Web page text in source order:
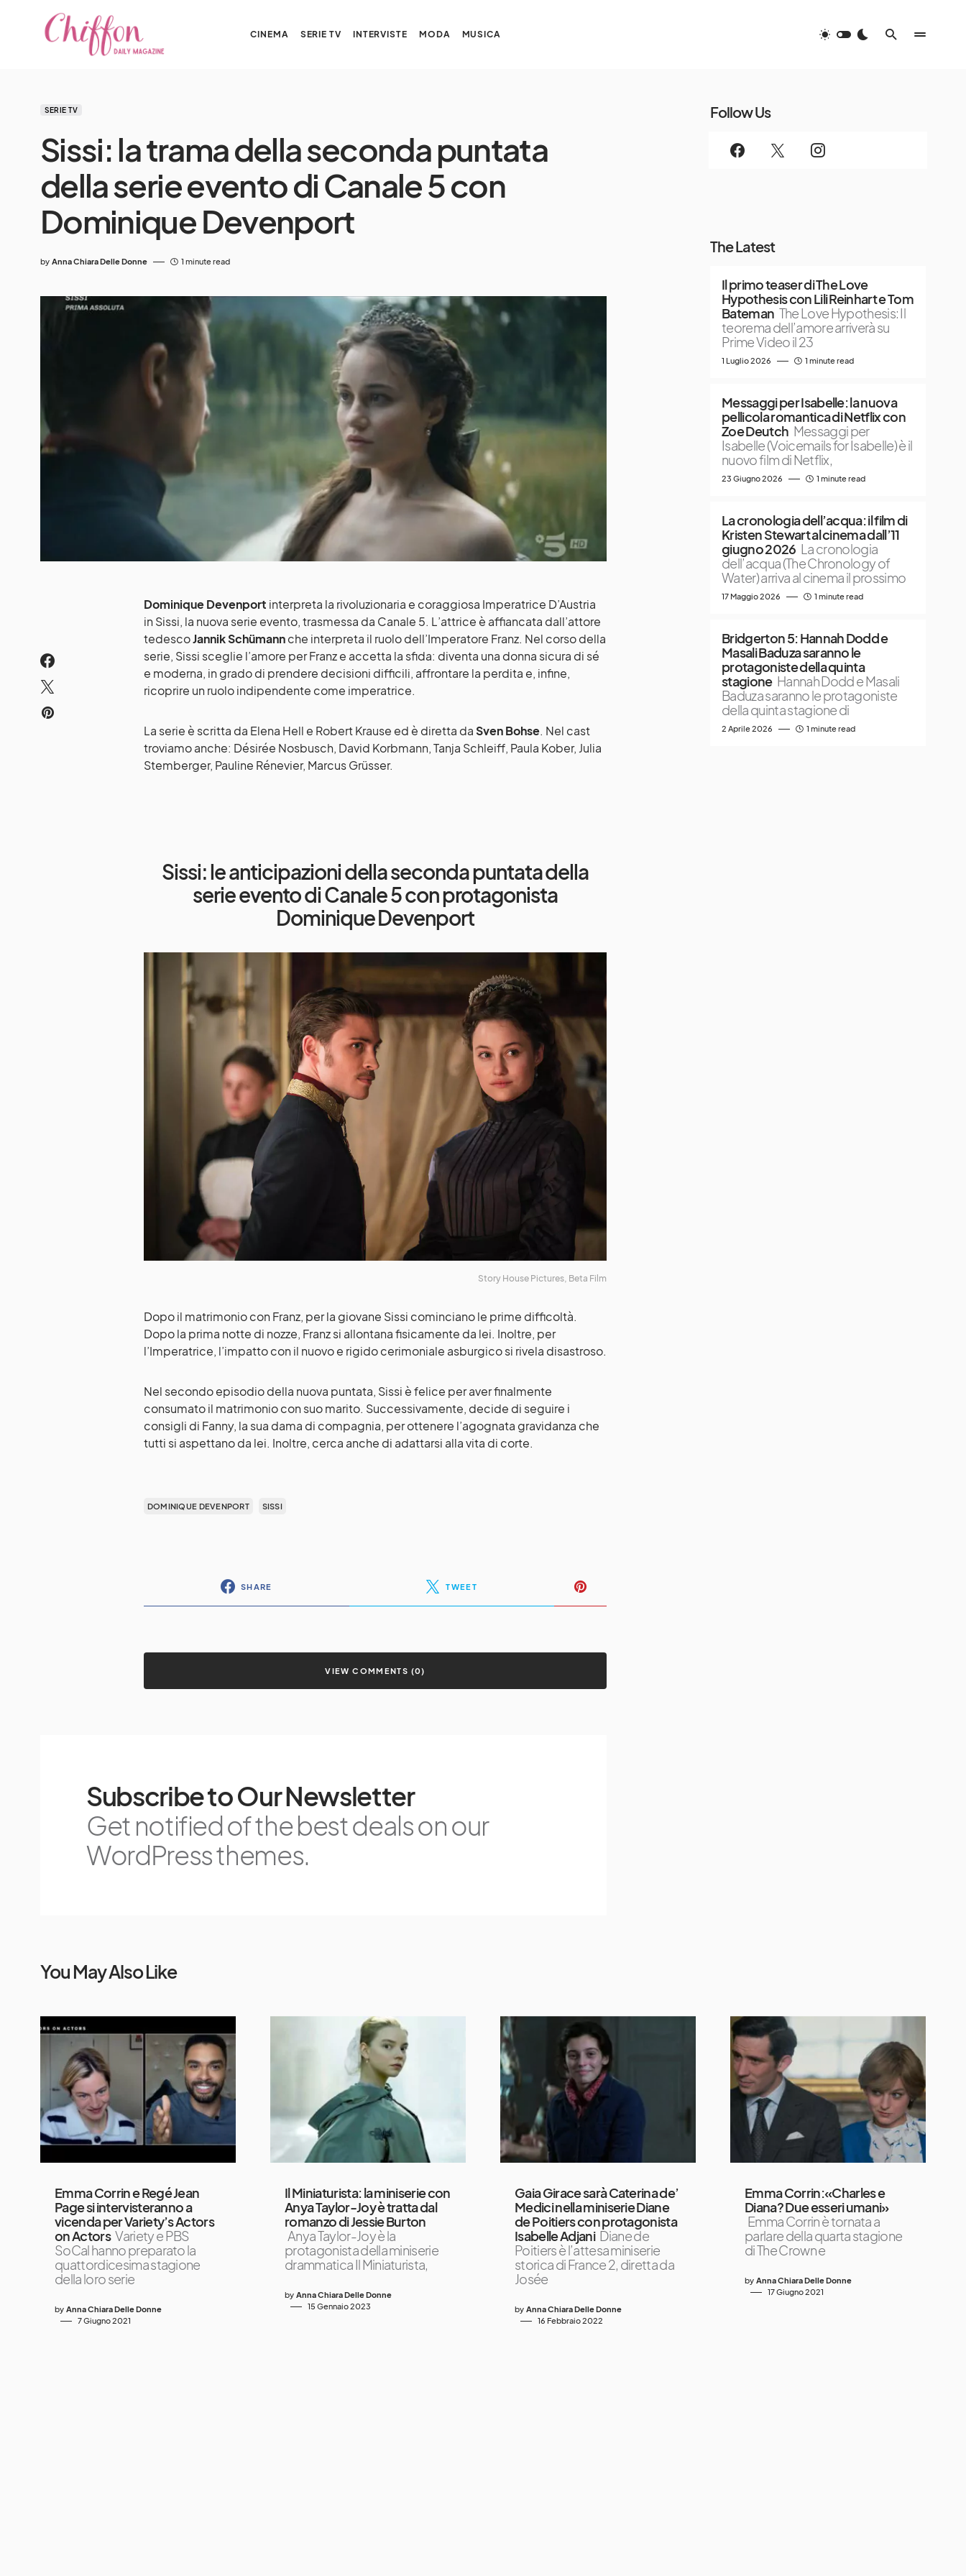
CINEMA SERIE TV INTERVISTE MODA MUSICA
SERIE TV
Sissi: la trama della seconda puntata
della serie evento di Canale 5 con
Dominique Devenport
by Anna Chiara Delle Donne 1 minute read
Dominique Devenport interpreta la rivoluzionaria e coraggiosa Imperatrice D’Austria
in Sissi, la nuova serie evento, trasmessa da Canale 5. L’attrice è affiancata dall’attore
tedescoJannik Schümannche interpreta il ruolo dell’Imperatore Franz. Nel corso della
serie, Sissi sceglie l’amore per Franz e accetta la sfida: diventa una donna sicura di sé
e moderna, in grado di prendere decisioni difficili, affrontare la perdita e, infine,
ricoprire un ruolo indipendente come imperatrice.
La serie è scritta da Elena Hell e Robert Krause ed è diretta daSven Bohse. Nel cast
troviamo anche: Désirée Nosbusch, David Korbmann, Tanja Schleiff, Paula Kober, Julia
Stemberger, Pauline Rénevier, Marcus Grüsser.
Sissi: le anticipazioni della seconda puntata della
serie evento di Canale 5 con protagonista
Dominique Devenport
Story House Pictures, Beta Film
Dopo il matrimonio con Franz, per la giovane Sissi cominciano le prime difficoltà.
Dopo la prima notte di nozze, Franz si allontana fisicamente da lei. Inoltre, per
l’Imperatrice, l’impatto con il nuovo e rigido cerimoniale asburgico si rivela disastroso.
Nel secondo episodio della nuova puntata, Sissi è felice per aver finalmente
consumato il matrimonio con suo marito. Successivamente, decide di seguire i
consigli di Fanny, la sua dama di compagnia, per ottenere l’agognata gravidanza che
tutti si aspettano da lei. Inoltre, cerca anche di adattarsi alla vita di corte.
DOMINIQUE DEVENPORT SISSI
SHARE TWEET
VIEW COMMENTS (0)
Subscribe to Our Newsletter
Get notified of the best deals on our
WordPress themes.
Follow Us
The Latest
Il primo teaser di The Love
Hypothesis con Lili Reinhart e Tom
Bateman The Love Hypothesis: Il
teorema dell’amore arriverà su
Prime Video il 23
1 Luglio 2026 1 minute read
Messaggi per Isabelle: la nuova
pellicola romantica di Netflix con
Zoe Deutch Messaggi per
Isabelle (Voicemails for Isabelle) è il
nuovo film di Netflix,
23 Giugno 2026 1 minute read
La cronologia dell’acqua: il film di
Kristen Stewart al cinema dall’11
giugno 2026 La cronologia
dell’acqua (The Chronology of
Water) arriva al cinema il prossimo
17 Maggio 2026 1 minute read
Bridgerton 5: Hannah Dodd e
Masali Baduza saranno le
protagoniste della quinta
stagione Hannah Dodd e Masali
Baduza saranno le protagoniste
della quinta stagione di
2 Aprile 2026 1 minute read
You May Also Like
Emma Corrin e Regé Jean
Page si intervisteranno a
vicenda per Variety’s Actors
on Actors Variety e PBS
SoCal hanno preparato la
quattordicesima stagione
della loro serie
by Anna Chiara Delle Donne
7 Giugno 2021
Il Miniaturista: la miniserie con
Anya Taylor-Joy è tratta dal
romanzo di Jessie Burton
Anya Taylor-Joy è la
protagonista della miniserie
drammatica Il Miniaturista,
by Anna Chiara Delle Donne
15 Gennaio 2023
Gaia Girace sarà Caterina de’
Medici nella miniserie Diane
de Poitiers con protagonista
Isabelle Adjani Diane de
Poitiers è l’attesa miniserie
storica di France 2, diretta da
Josée
by Anna Chiara Delle Donne
16 Febbraio 2022
Emma Corrin:«Charles e
Diana? Due esseri umani»
Emma Corrin è tornata a
parlare della quarta stagione
di The Crown e
by Anna Chiara Delle Donne
17 Giugno 2021